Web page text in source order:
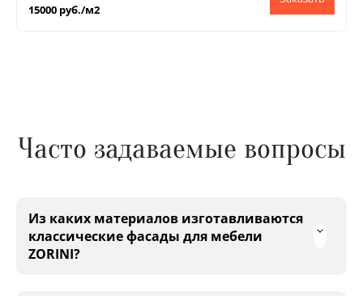
15000 руб./м2
Часто задаваемые вопросы
Из каких материалов изготавливаются
классические фасады для мебели
ZORINI?